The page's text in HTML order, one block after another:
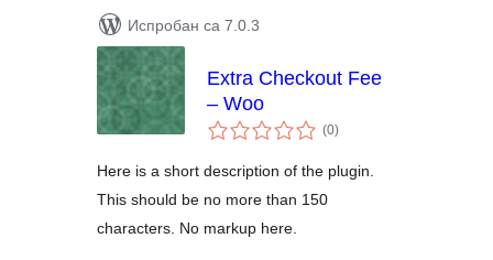
Испробан са 7.0.3
Extra Checkout Fee
– Woo
(0укупних
оцена
)
Here is a short description of the plugin.
This should be no more than 150
characters. No markup here.